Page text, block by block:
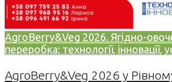
AgroBerry&Veg 2026. Ягідно-
переробка: технології, інновації,
AgroBerry&Veg 2026 у